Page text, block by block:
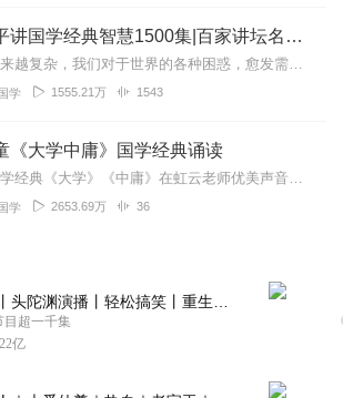
赵玉平讲国学经典智慧1500集|百家讲坛名师|三国演义、易经、论语、道德经、孙子兵法、周公解梦
社会越来越复杂，我们对于世界的各种困惑，愈发需要一个精神出口。提到国学经典，你是否会认为久远、不合时宜，殊不知，2500年来这些经典一直闪耀着智慧的光芒。上百本...
学 1555.21万 1543
《大学中庸》国学经典诵读
古代儒学经典《大学》《中庸》在虹云老师优美声音的演绎下，散发出别样的感人魅力。孩子们沉浸在美妙的声音与浓厚的国学氛围中，更容易接受较为艰深的古代文化。同时，跟随...
学 2653.69万 36
目超一千集
亿